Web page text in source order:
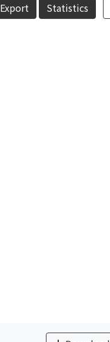
Export Statistics